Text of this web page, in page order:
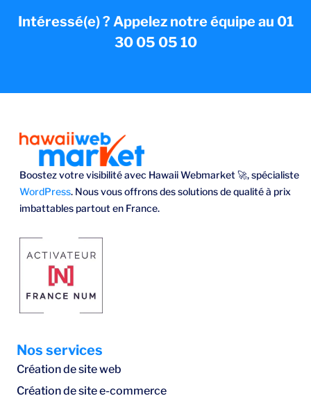
Intéressé(e) ? Appelez notre équipe au 01
30 05 05 10
Boostez votre visibilité avec Hawaii Webmarket 🚀, spécialiste
WordPress. Nous vous offrons des solutions de qualité à prix
imbattables partout en France.
Nos services
Création de site web
Création de site e-commerce